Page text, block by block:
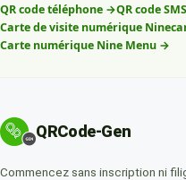
QR code téléphone →QR code SMS
Carte de visite numérique
Carte numérique Nine Menu →
QRCode-Gen
Commencez sans inscription ni